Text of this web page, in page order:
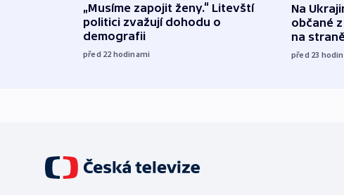
„Musíme zapojit ženy.“ Litevští
politici zvažují dohodu o
demografii
před 22 hodinami
Na
občané
na
před 23